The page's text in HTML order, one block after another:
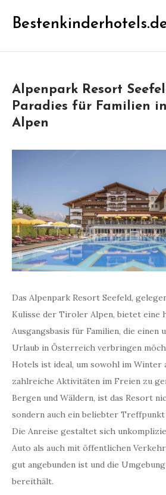
Alpenpark Resort
Paradies für Familien
Alpen
Das Alpenpark Resort Seefeld,
Kulisse der Tiroler Alpen, bietet eine
Ausgangsbasis für Familien, die einen
Urlaub in Österreich verbringen
Hotels ist ideal, um sowohl im Winter
zahlreiche Aktivitäten im Freien zu
Bergen und Wäldern, ist das Resort
sondern auch ein beliebter
Die Anreise gestaltet sich
Auto als auch mit öffentlichen
gut angebunden ist und die
bereithält.